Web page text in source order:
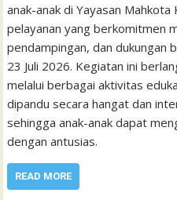
anak-anak di Yayasan
pelayanan yang berkomitmen
pendampingan, dan dukungan
23 Juli 2026. Kegiatan ini
melalui berbagai aktivitas
dipandu secara hangat dan
sehingga anak-anak dapat
dengan antusias.
READ MORE